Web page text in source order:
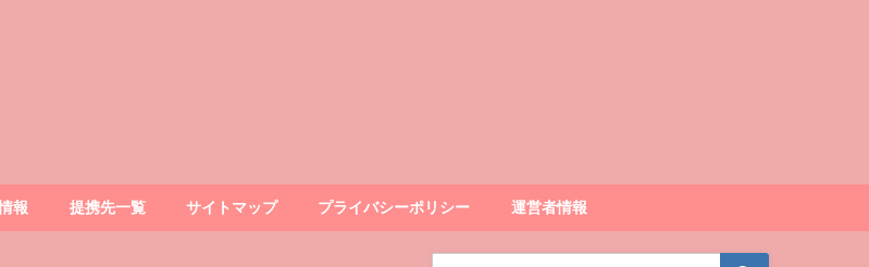
報 提携先一覧 サイトマップ プライバシーポリシー 運営者情報